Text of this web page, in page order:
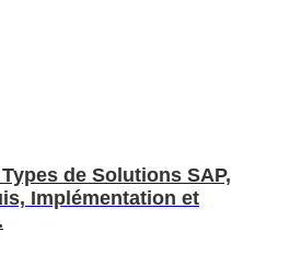
de Solutions SAP,
Implémentation et